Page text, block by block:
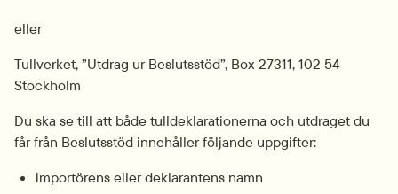
eller
Tullverket, ”Utdrag ur Beslutsstöd”, Box 27311, 102 54
Stockholm
Du ska se till att både tulldeklarationerna och utdraget du
får från Beslutsstöd innehåller följande uppgifter:
importörens eller deklarantens namn